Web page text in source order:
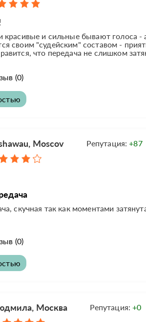
красивые и сильные бывают голоса
своим "судейским" составом -
что передача не слишком
(0)
Moscov Репутация:+87
скучная так как моментами
(0)
Москва Репутация:+0